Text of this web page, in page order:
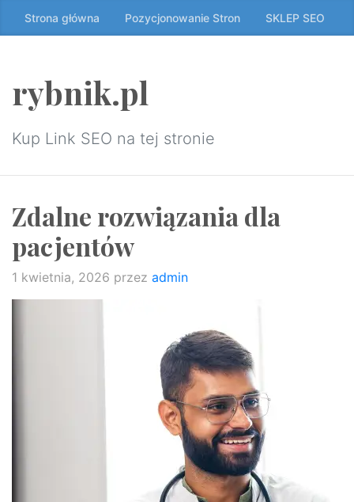
Przeskocz
do
Strona główna Pozycjonowanie Stron SKLEP SEO
rybnik.pl
Kup Link SEO na tej stronie
Zdalne rozwiązania dla
pacjentów
1 kwietnia, 2026 przez admin